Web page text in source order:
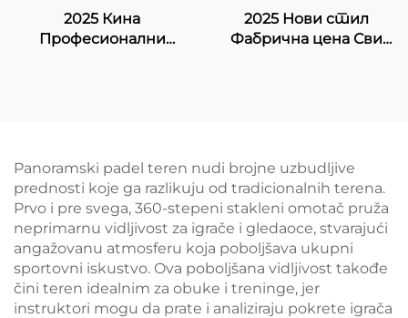
2025 Кина
Професионални
за игру 005
2025 Нови стил
Фабрична цена Сви
Panoramski padel teren nudi brojne uzbudljive
prednosti koje ga razlikuju od tradicionalnih terena.
Prvo i pre svega, 360-stepeni stakleni omotač pruža
neprimarnu vidljivost za igrače i gledaoce, stvarajući
angažovanu atmosferu koja poboljšava ukupni
sportovni iskustvo. Ova poboljšana vidljivost takođe
čini teren idealnim za obuke i treninge, jer
instruktori mogu da prate i analiziraju pokrete igrača